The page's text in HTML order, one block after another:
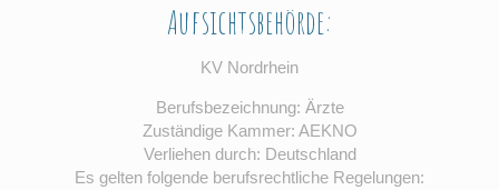
Aufsichtsbehörde:
KV Nordrhein
Berufsbezeichnung: Ärzte
Zuständige Kammer: AEKNO
Verliehen durch: Deutschland
Es gelten folgende berufsrechtliche Regelungen: